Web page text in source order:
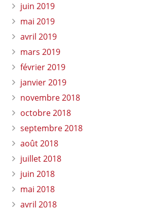
juin 2019
mai 2019
avril 2019
mars 2019
février 2019
janvier 2019
novembre 2018
octobre 2018
septembre 2018
août 2018
juillet 2018
juin 2018
mai 2018
avril 2018